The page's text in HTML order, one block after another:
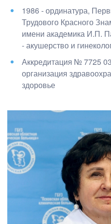
1986 - ординатура,
Трудового Красного
имени академика И.П.
- акушерство и
Аккредитация № 7725
организация
здоровье